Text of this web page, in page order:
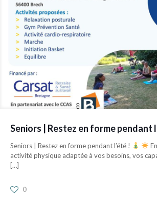
Seniors | Restez en forme pendant
Seniors | Restez en forme pendant l’été !
activité physique adaptée à vos besoins, vos
[…]
0